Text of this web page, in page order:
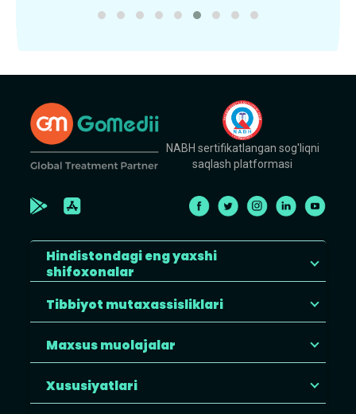
NABH sertifikatlangan sog'liqni
saqlash platformasi
Hindistondagi eng yaxshi
shifoxonalar
Tibbiyot mutaxassisliklari
Maxsus muolajalar
Xususiyatlari